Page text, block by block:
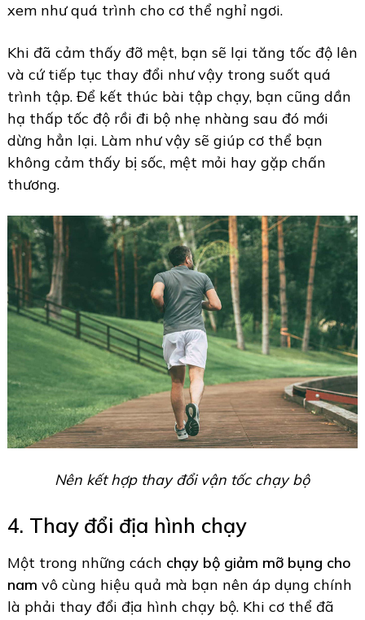
xem như quá trình cho cơ thể nghỉ ngơi.
Khi đã cảm thấy đỡ mệt, bạn sẽ lại tăng tốc độ lên
và cứ tiếp tục thay đổi như vậy trong suốt quá
trình tập. Để kết thúc bài tập chạy, bạn cũng dần
hạ thấp tốc độ rồi đi bộ nhẹ nhàng sau đó mới
dừng hẳn lại. Làm như vậy sẽ giúp cơ thể bạn
không cảm thấy bị sốc, mệt mỏi hay gặp chấn
thương.
Nên kết hợp thay đổi vận tốc chạy bộ
4. Thay đổi địa hình chạy
Một trong những cách chạy bộ giảm mỡ bụng cho
nam vô cùng hiệu quả mà bạn nên áp dụng chính
là phải thay đổi địa hình chạy bộ. Khi cơ thể đã